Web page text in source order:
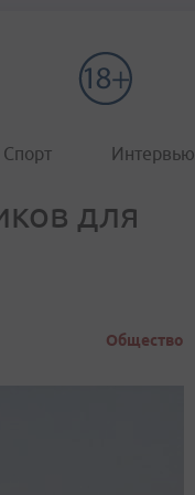
Спорт Интервью
для
Общество